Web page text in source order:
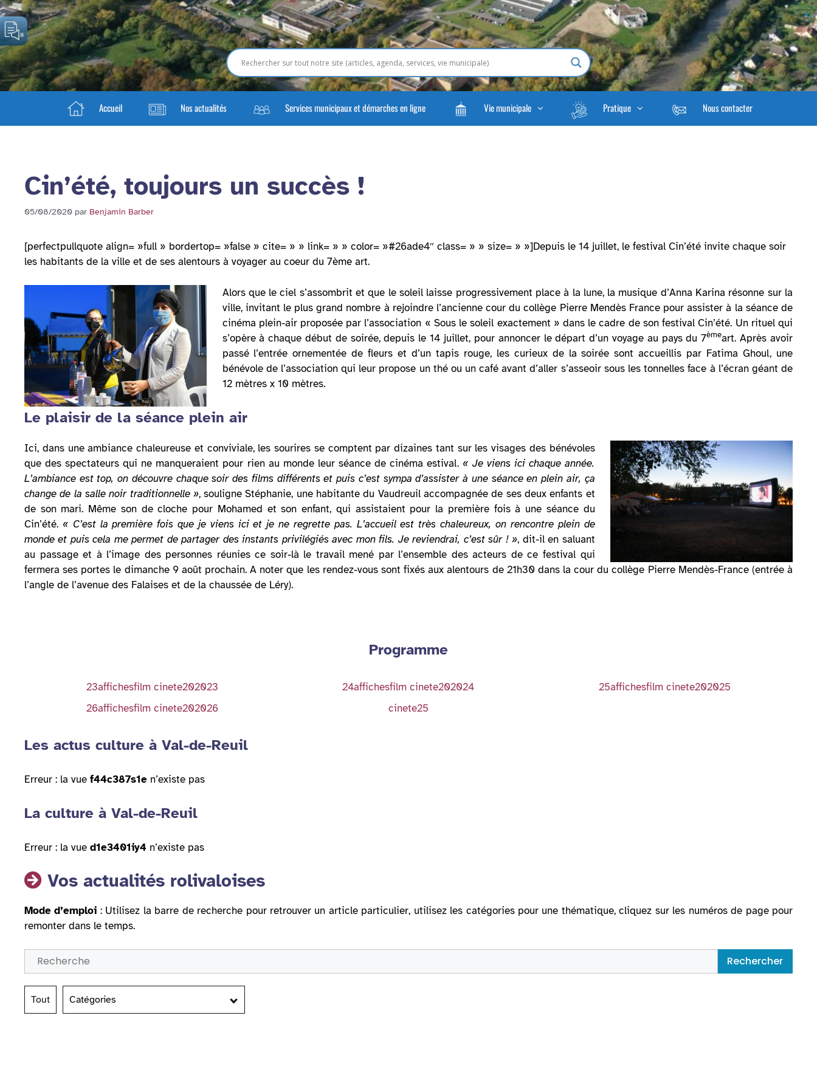
Accueil Nos actualités Services municipaux et démarches en ligne Vie municipale Pratique Nous contacter
Cin’été, toujours un succès !
05/08/2020 par Benjamin Barber
[perfectpullquote align= »full » bordertop= »false » cite= » » link= » » color= »#26ade4″ class= » » size= » »]Depuis le 14 juillet, le festival Cin’été invite chaque soir
les habitants de la ville et de ses alentours à voyager au coeur du 7ème art.
Alors que le ciel s’assombrit et que le soleil laisse progressivement place à la lune, la musique d’Anna Karina résonne sur la
ville, invitant le plus grand nombre à rejoindre l’ancienne cour du collège Pierre Mendès France pour assister à la séance de
cinéma plein-air proposée par l’association « Sous le soleil exactement » dans le cadre de son festival Cin’été. Un rituel qui
s’opère à chaque début de soirée, depuis le 14 juillet, pour annoncer le départ d’un voyage au pays du 7èmeart. Après avoir
passé l’entrée ornementée de fleurs et d’un tapis rouge, les curieux de la soirée sont accueillis par Fatima Ghoul, une
bénévole de l’association qui leur propose un thé ou un café avant d’aller s’asseoir sous les tonnelles face à l’écran géant de
12 mètres x 10 mètres.
Le plaisir de la séance plein air
Ici, dans une ambiance chaleureuse et conviviale, les sourires se comptent par dizaines tant sur les visages des bénévoles
que des spectateurs qui ne manqueraient pour rien au monde leur séance de cinéma estival. « Je viens ici chaque année.
L’ambiance est top, on découvre chaque soir des films différents et puis c’est sympa d’assister à une séance en plein air, ça
change de la salle noir traditionnelle », souligne Stéphanie, une habitante du Vaudreuil accompagnée de ses deux enfants et
de son mari. Même son de cloche pour Mohamed et son enfant, qui assistaient pour la première fois à une séance du
Cin’été. « C’est la première fois que je viens ici et je ne regrette pas. L’accueil est très chaleureux, on rencontre plein de
monde et puis cela me permet de partager des instants privilégiés avec mon fils. Je reviendrai, c’est sûr ! », dit-il en saluant
au passage et à l’image des personnes réunies ce soir-là le travail mené par l’ensemble des acteurs de ce festival qui
fermera ses portes le dimanche 9 août prochain. A noter que les rendez-vous sont fixés aux alentours de 21h30 dans la cour du collège Pierre Mendès-France (entrée à
l’angle de l’avenue des Falaises et de la chaussée de Léry).
Programme
23affichesfilm cinete202023 24affichesfilm cinete202024
25affichesfilm cinete202025
26affichesfilm cinete202026
cinete25
Les actus culture à Val-de-Reuil
Erreur : la vue f44c387s1e n’existe pas
La culture à Val-de-Reuil
Erreur : la vue d1e3401iy4 n’existe pas
Vos actualités rolivaloises
Mode d’emploi : Utilisez la barre de recherche pour retrouver un article particulier, utilisez les catégories pour une thématique, cliquez sur les numéros de page pour
remonter dans le temps.
Rechercher
Tout Catégories